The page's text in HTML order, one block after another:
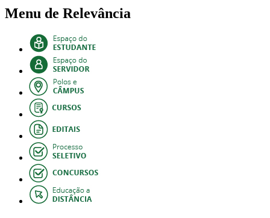
Menu de Relevância